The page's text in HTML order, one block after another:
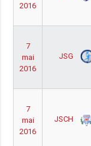
2016
7
mai
2016
JSG
7
mai
2016
JSCH